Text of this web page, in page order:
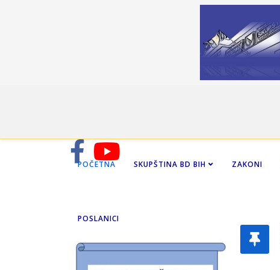
POČETNA SKUPŠTINA BD BIH ZAKONI
POSLANICI